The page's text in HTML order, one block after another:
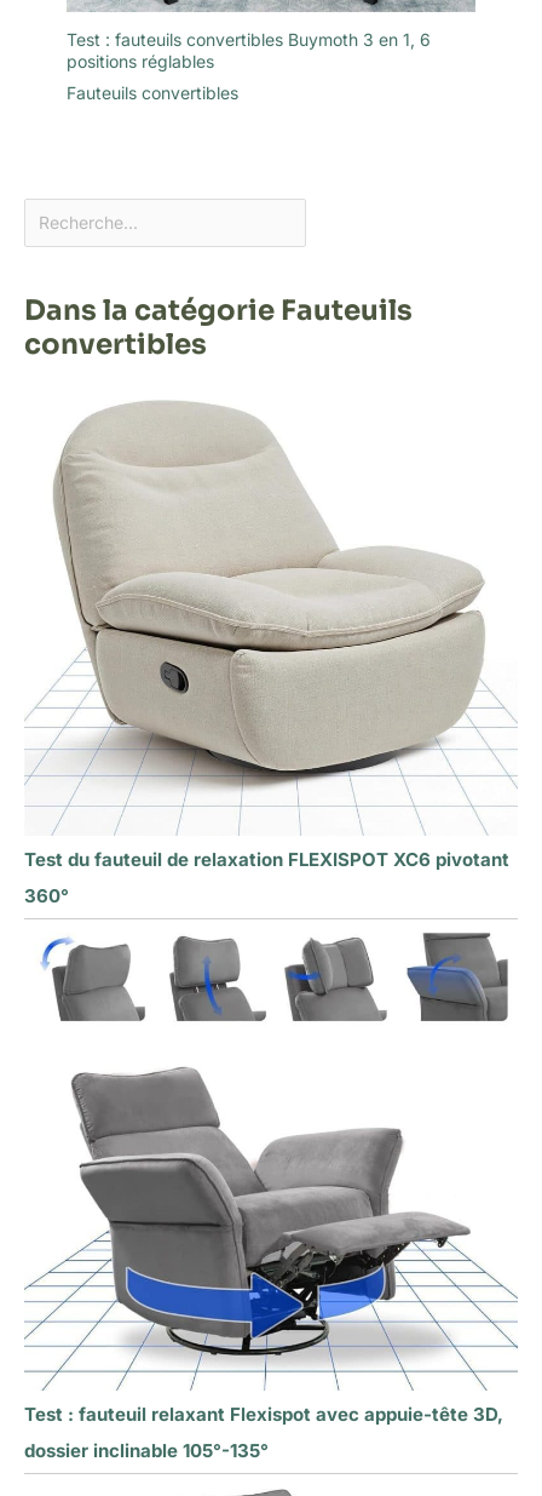
Test : fauteuils convertibles Buymoth 3 en 1, 6
positions réglables
Fauteuils convertibles
Dans la catégorie Fauteuils
convertibles
Test du fauteuil de relaxation FLEXISPOT XC6 pivotant
360°
Test : fauteuil relaxant Flexispot avec appuie-tête 3D,
dossier inclinable 105°-135°